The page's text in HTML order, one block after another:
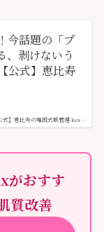
式】恵比寿の韓国式肌管理 kea…
今話題の「プ
、剥けないう
公式】恵比寿
がおすす
質改善